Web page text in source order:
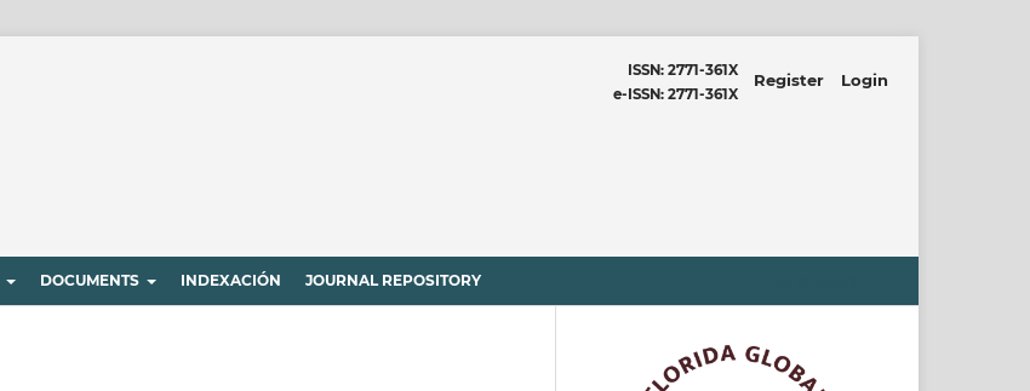
DOCUMENTS INDEXACIÓN JOURNAL REPOSITORY
ISSN: 2771-361X
e-ISSN: 2771-361X
Register Login